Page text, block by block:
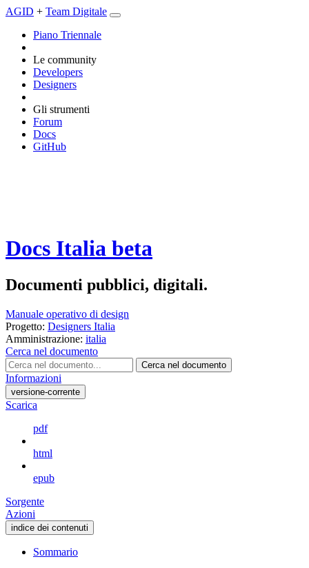
AGID + Team Digitale
Piano Triennale
Le community
Developers
Designers
Gli strumenti
Forum
Docs
GitHub
Docs Italia beta
Documenti pubblici, digitali.
Manuale operativo di design
Progetto: Designers Italia
Amministrazione: italia
Cerca nel documento
Cerca nel documento
Informazioni
versione-corrente
Scarica
pdf
html
epub
Sorgente
Azioni
indice dei contenuti
Sommario